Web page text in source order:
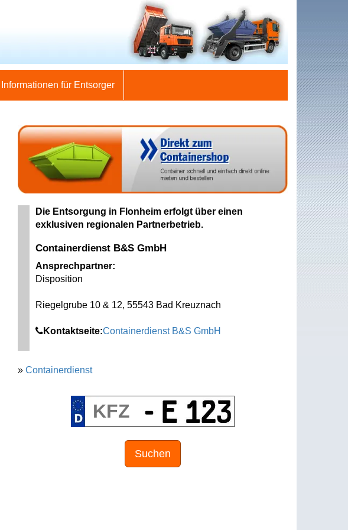
Informationen für Entsorger
Die Entsorgung in Flonheim erfolgt über einen
exklusiven regionalen Partnerbetrieb.
Containerdienst B&S GmbH
Ansprechpartner:
Disposition
Riegelgrube 10 & 12, 55543 Bad Kreuznach
Kontaktseite:Containerdienst B&S GmbH
» Containerdienst
Suchen